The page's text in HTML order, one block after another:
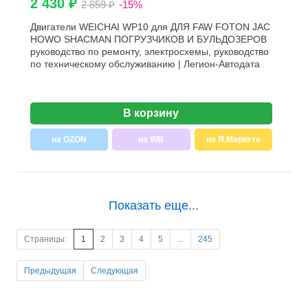
2 430 ₽ 2 859 ₽ -15%
Двигатели WEICHAI WP10 для ДЛЯ FAW FOTON JAC
HOWO SHACMAN ПОГРУЗЧИКОВ И БУЛЬДОЗЕРОВ
руководство по ремонту, электросхемы, руководство
по техническому обслуживанию | Легион-Aвтодата
В корзину
на OZON на WB на Я.Маркете
Показать еще...
Страницы: 1 2 3 4 5 ... 245
Предыдущая Следующая